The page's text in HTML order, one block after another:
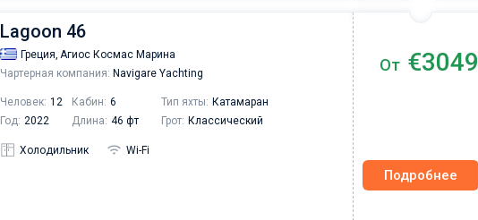
Lagoon 46
Греция, Агиос Космас Марина
Чартерная компания: Navigare Yachting
Человек: 12 Кабин: 6 Тип яхты: Катамаран
Год: 2022 Длина: 46 фт Грот: Классический
Холодильник Wi-Fi
От €3049
Подробнее